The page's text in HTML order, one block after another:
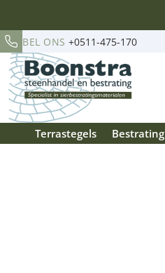
BEL ONS +0511-475-170
Terrastegels Bestrating